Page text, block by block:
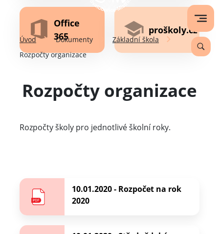
Office
365
proškoly.cz
Úvod Dokumenty
Základní škola
Rozpočty organizace
Rozpočty organizace
Rozpočty školy pro jednotlivé školní roky.
10.01.2020 - Rozpočet na rok
2020